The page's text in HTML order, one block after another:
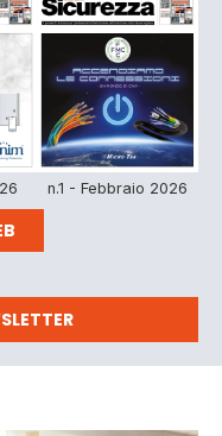
n.1 - Febbraio 2026